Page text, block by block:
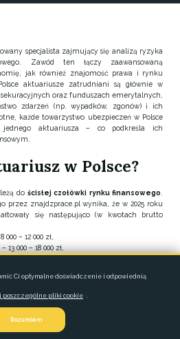
specjalista zajmujący się analizą ryzyka
Zawód ten łączy zaawansowaną
jak również znajomość prawa i rynku
aktuariusze zatrudniani są głównie w
oraz funduszach emerytalnych,
zdarzeń (np. wypadków, zgonów) i ich
każde towarzystwo ubezpieczeń w Polsce
jednego aktuariusza – co podkreśla ich
w Polsce?
dościsłej czołówki rynku finansowego
przez znajdzprace.pl wynika, że w 2025 roku
się następująco (w kwotach brutto
000 – 12 000 zł,
– 13 000 – 18 000 zł,
w 2025 roku wynosiła ok. 7 000 zł –
się ponad średnią
Ci optymalne doświadczenie i odpowiednią
poszczególne pliki cookie .
Rozumiem